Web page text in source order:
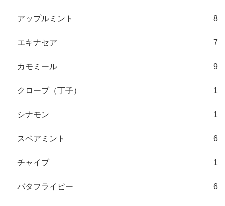
アップルミント 8
エキナセア 7
カモミール 9
クローブ（丁子） 1
シナモン 1
スペアミント 6
チャイブ 1
バタフライピー 6